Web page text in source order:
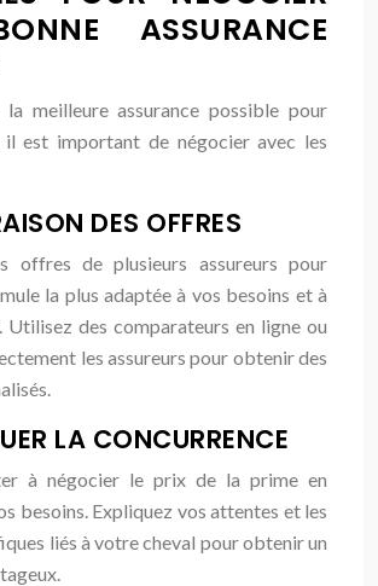
ASSURANCE
meilleure assurance possible pour
il est important de négocier avec les
DES OFFRES
offres de plusieurs assureurs pour
la plus adaptée à vos besoins et à
des comparateurs en ligne ou
les assureurs pour obtenir des
LA CONCURRENCE
à négocier le prix de la prime en
besoins. Expliquez vos attentes et les
liés à votre cheval pour obtenir un